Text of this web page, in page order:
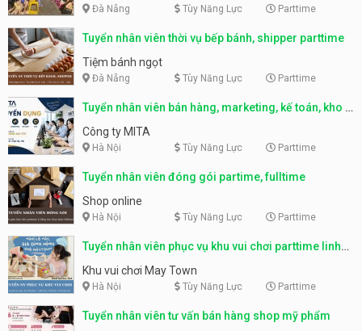
Đà Nẵng Tùy Năng Lực Parttime
Tuyển nhân viên thời vụ bếp bánh, shipper parttime
Tiệm bánh ngọt
Đà Nẵng Tùy Năng Lực Parttime
Tuyển nhân viên bán hàng, marketing, kế toán, kho –
parttime, fulltime
Công ty MITA
Hà Nội Tùy Năng Lực Parttime
Tuyển nhân viên đóng gói partime, fulltime
Shop online
Hà Nội Tùy Năng Lực Parttime
Tuyển nhân viên phục vụ khu vui chơi parttime linh
động
Khu vui chơi May Town
Hà Nội Tùy Năng Lực Parttime
Tuyển nhân viên tư vấn bán hàng shop mỹ phẩm